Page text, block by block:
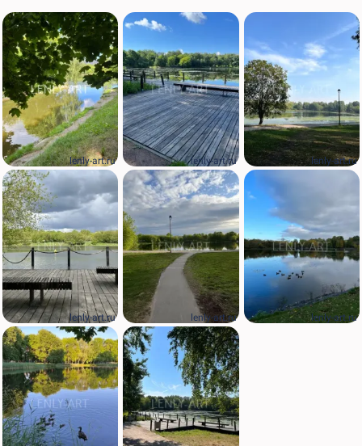
lenly-art.ru
lenly-art.ru
lenly-art.ru
lenly-art.ru
lenly-art.ru
lenly-art.ru